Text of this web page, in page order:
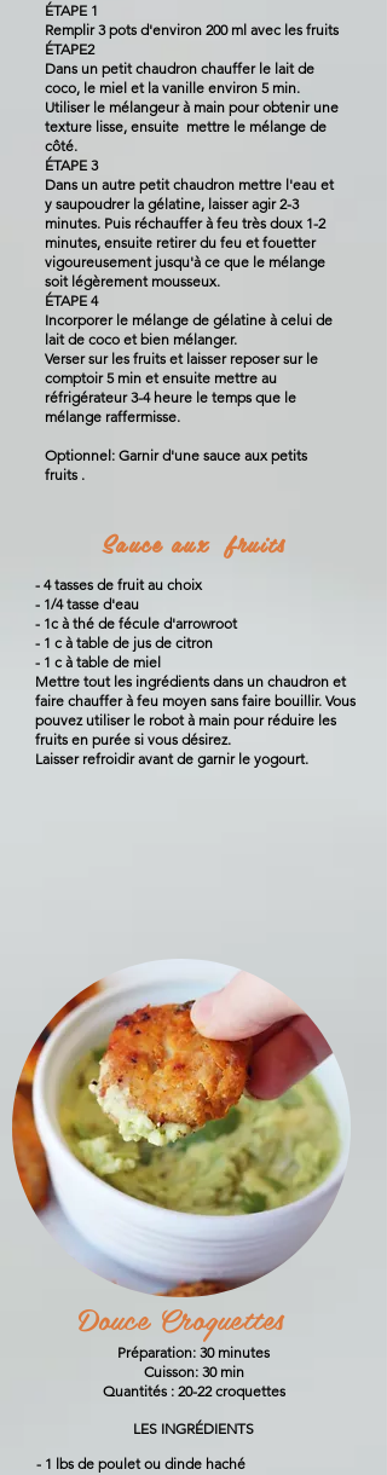
ÉTAPE 1
Remplir 3 pots d'environ 200 ml avec les fruits
ÉTAPE2
Dans un petit chaudron chauffer le lait de
coco, le miel et la vanille environ 5 min.
Utiliser le mélangeur à main pour obtenir une
texture lisse, ensuite mettre le mélange de
côté.
ÉTAPE 3
Dans un autre petit chaudron mettre l'eau et
y saupoudrer la gélatine, laisser agir 2-3
minutes. Puis réchauffer à feu très doux 1-2
minutes, ensuite retirer du feu et fouetter
vigoureusement jusqu'à ce que le mélange
soit légèrement mousseux.
ÉTAPE 4
Incorporer le mélange de gélatine à celui de
lait de coco et bien mélanger.
Verser sur les fruits et laisser reposer sur le
comptoir 5 min et ensuite mettre au
réfrigérateur 3-4 heure le temps que le
mélange raffermisse.
Optionnel: Garnir d'une sauce aux petits
fruits .
- 4 tasses de fruit au choix
- 1/4 tasse d'eau
- 1c à thé de fécule d'arrowroot
- 1 c à table de jus de citron
- 1 c à table de miel
Mettre tout les ingrédients dans un chaudron et
faire chauffer à feu moyen sans faire bouillir. Vous
pouvez utiliser le robot à main pour réduire les
fruits en purée si vous désirez.
Laisser refroidir avant de garnir le yogourt.
Sauce aux fruits
Douce Croquettes
LES INGRÉDIENTS
Préparation: 30 minutes
Cuisson: 30 min
Quantités : 20-22 croquettes
- 1 lbs de poulet ou dinde haché